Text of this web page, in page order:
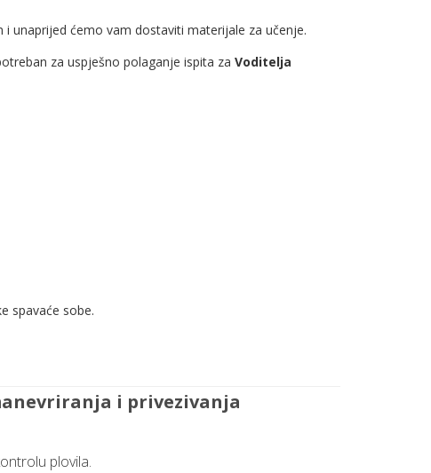
unaprijed ćemo vam dostaviti materijale za učenje.
za uspješno polaganje ispita za Voditelja
spavaće sobe.
i privezivanja
plovila.